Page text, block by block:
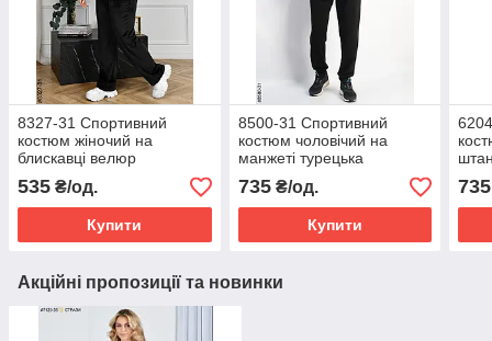
8327-31 Спортивний
костюм жіночий на
блискавці велюр
напівбатал (4 од:
48,50,52,54)
535 ₴/од.
Купити
8500-31 Спортивний
костюм чоловічий на
манжеті турецька
двонитка норма (5 од:
48,50,52,54,56)
735₴/од.
Купити
735
Акційні пропозиції та новинки